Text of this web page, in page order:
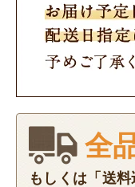
全
もしくは「送